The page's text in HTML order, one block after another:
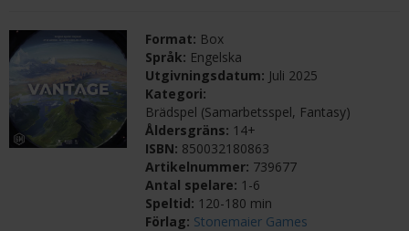
Format: Box
Språk: Engelska
Utgivningsdatum: Juli 2025
Kategori:
Brädspel (Samarbetsspel, Fantasy)
Åldersgräns: 14+
ISBN: 850032180863
Artikelnummer: 739677
Antal spelare: 1-6
Speltid: 120-180 min
Förlag: Stonemaier Games